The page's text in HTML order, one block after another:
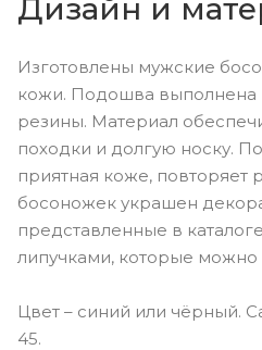
Дизайн и
Изготовлены мужские
кожи. Подошва выполнена
резины. Материал
походки и долгую носку.
приятная коже, повторяет
босоножек украшен
представленные в
липучками, которые можно
Цвет – синий или чёрный.
45.